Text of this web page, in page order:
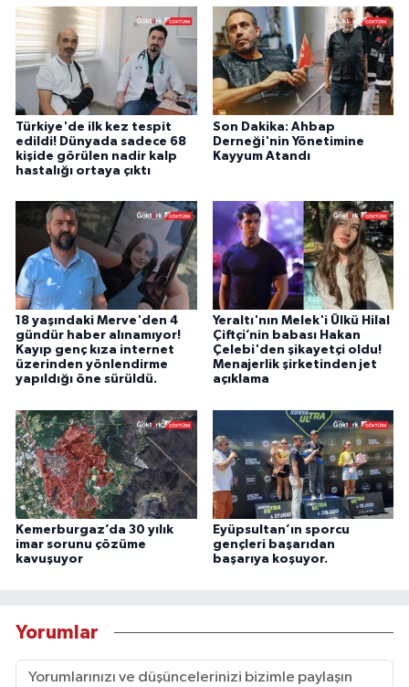
Türkiye'de ilk kez tespit
edildi! Dünyada sadece 68
kişide görülen nadir kalp
hastalığı ortaya çıktı
Son Dakika: Ahbap
Derneği'nin Yönetimine
Kayyum Atandı
18 yaşındaki Merve'den 4
gündür haber alınamıyor!
Kayıp genç kıza internet
üzerinden yönlendirme
yapıldığı öne sürüldü.
Yeraltı'nın Melek'i Ülkü Hilal
Çiftçi’nin babası Hakan
Çelebi'den şikayetçi oldu!
Menajerlik şirketinden jet
açıklama
Kemerburgaz’da 30 yılık
imar sorunu çözüme
kavuşuyor
Eyüpsultan’ın sporcu
gençleri başarıdan
başarıya koşuyor.
Yorumlar